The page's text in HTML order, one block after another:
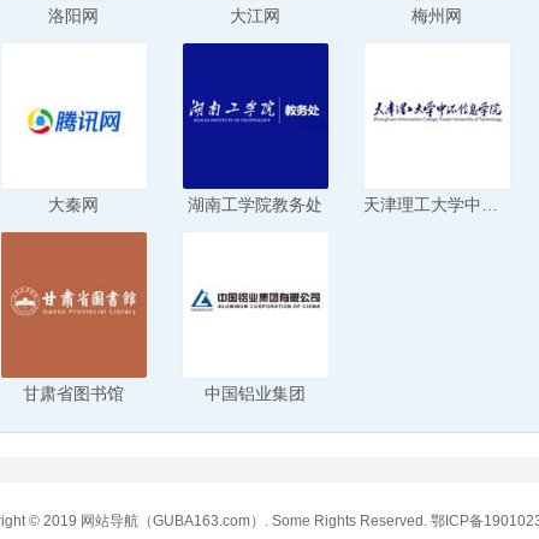
洛阳网 大江网 梅州网
大秦网 湖南工学院教务处
甘肃省图书馆 中国铝业集团
© 2019 网站导航（GUBA163.com）. Some Rights Reserved. 鄂ICP备